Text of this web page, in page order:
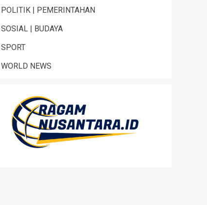
POLITIK | PEMERINTAHAN
SOSIAL | BUDAYA
SPORT
WORLD NEWS